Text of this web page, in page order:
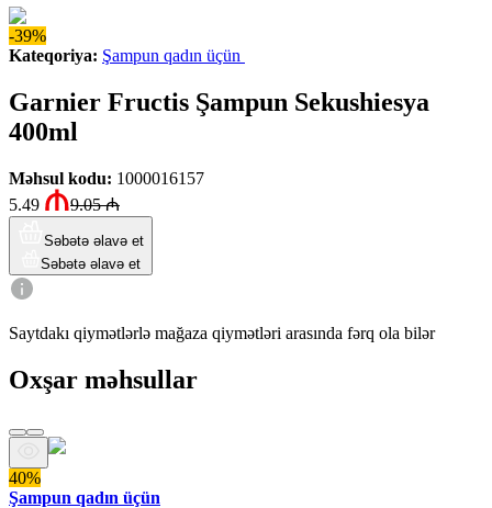
-39%
Kateqoriya: Şampun qadın üçün
Garnier Fructis Şampun Sekushiesya
400ml
Məhsul kodu: 1000016157
5.49
9.05₼
Səbətə əlavə et
Səbətə əlavə et
Saytdakı qiymətlərlə mağaza qiymətləri arasında fərq ola bilər
Oxşar məhsullar
40%
Şampun qadın üçün